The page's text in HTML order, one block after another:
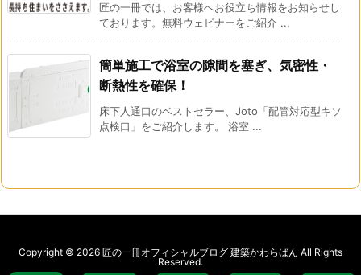
匠の一冊では、お客様へお役立ち情報をお知らせし
ております。無料ウェビナーをご紹介 ...
簡単施工で浴室の隙間を塞ぎ、気密性・
断熱性を確保！
床下人通口のベストセラー、Joto「配管対応型キソ
点検口」をご紹介します。 浴室 ...
Copyright © 2026 匠の一冊オフィシャルブログ 建築かわらばん All Rights
Reserved.